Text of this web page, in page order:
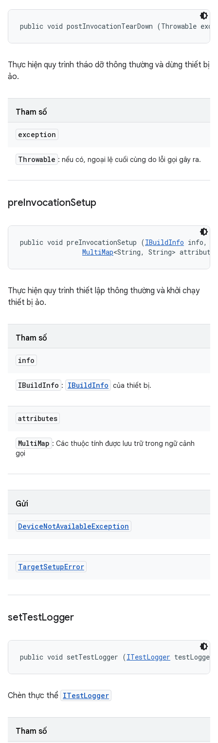
public void postInvocationTearDown (Throwable
Thực hiện quy trình tháo dỡ thông thường và dừng thiết bị
ảo.
Tham số
exception
Throwable : nếu có, ngoại lệ cuối cùng do lỗi gọi gây ra.
preInvocationSetup
public void preInvocationSetup (IBuildInfo info,
MultiMap<String, String>
Thực hiện quy trình thiết lập thông thường và khởi chạy
thiết bị ảo.
Tham số
info
IBuildInfo : IBuildInfo của thiết bị.
attributes
MultiMap : Các thuộc tính được lưu trữ trong ngữ cảnh
gọi
Gửi
DeviceNotAvailableException
TargetSetupError
setTestLogger
public void setTestLogger (ITestLogger testLogger)
Chèn thực thể ITestLogger
Tham số